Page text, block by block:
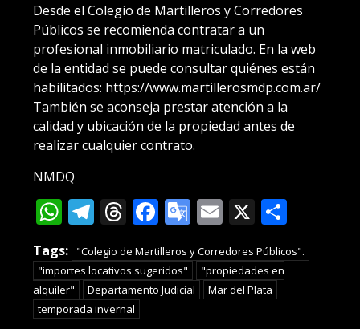
Desde el Colegio de Martilleros y Corredores
Públicos se recomienda contratar a un
profesional inmobiliario matriculado. En la web
de la entidad se puede consultar quiénes están
habilitados: https://www.martillerosmdp.com.ar/
También se aconseja prestar atención a la
calidad y ubicación de la propiedad antes de
realizar cualquier contrato.
NMDQ
WhatsApp
Telegram
Threads
Facebook
Google
Translate
Email
X
Tags:
"Colegio de Martilleros y Corredores Públicos".
"importes locativos sugeridos"
"propiedades en
alquiler"
Departamento Judicial
Mar del Plata
temporada invernal